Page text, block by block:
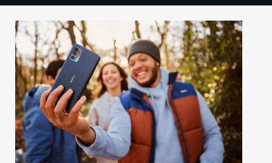
TECHBBS
TIETOA
HINTA.FI
KAUPPA
VAIHDA TEEMA